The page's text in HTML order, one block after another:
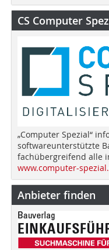
CS Computer
„Computer Spezial“
softwareunterstützte
fachübergreifend alle
www.computer-
Anbieter finden